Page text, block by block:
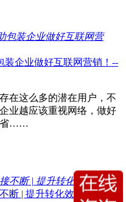
装企业做好互联网营销！--
在这么多的潜在用户，不
业越应该重视网络，做好
省……
断 | 提升转化效果